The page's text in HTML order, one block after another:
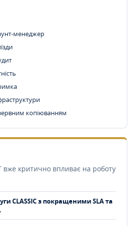
менеджер
копіюванням
вже критично впливає на роботу
CLASSIC з покращеними SLA та